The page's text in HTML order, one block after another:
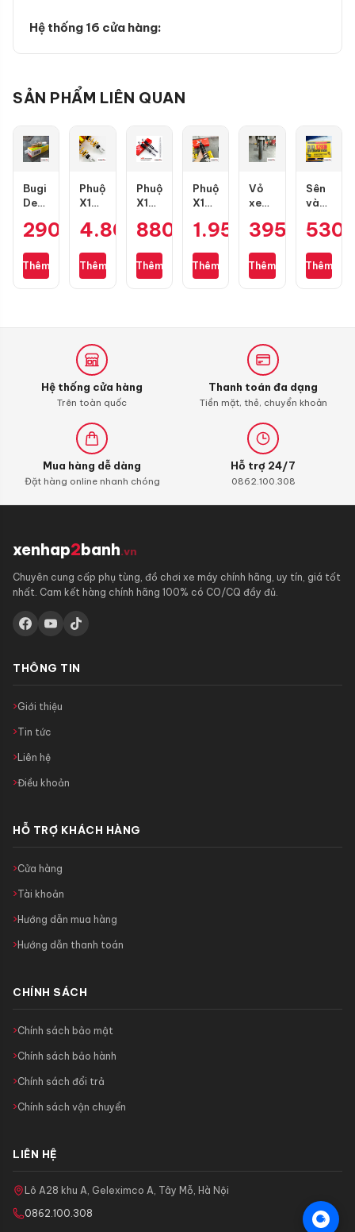
Hệ thống 16 cửa hàng:
SẢN PHẨM LIÊN QUAN
Bugi
Denso
Air
PCX,
Lead,
290.000₫
Thêm
Phuộc
X1R
Pro
dầu
cho
160
chính
hãng
4.800.000 ₫
Thêm
Phuộc
X1R
màu
mới
cho
880.000₫
Thêm
Phuộc
X1R
bình
cho
Vario
1.950.000 ₫
Thêm
Vỏ
xe
70/90-
gai
kim
395.000₫
Thêm
Sên
vàng
9 ly
(chính
hãng)
Thêm
Hệ thống cửa hàng
Trên toàn quốc
Thanh toán đa dạng
Tiền mặt, thẻ, chuyển khoản
Mua hàng dễ dàng
Đặt hàng online nhanh chóng
Hỗ trợ 24/7
0862.100.308
xenhap2banh.vn
Chuyên cung cấp phụ tùng, đồ chơi xe máy chính hãng, uy tín, giá tốt
nhất. Cam kết hàng chính hãng 100% có CO/CQ đầy đủ.
THÔNG TIN
Giới thiệu
Tin tức
Liên hệ
Điều khoản
HỖ TRỢ KHÁCH HÀNG
Cửa hàng
Tài khoản
Hướng dẫn mua hàng
Hướng dẫn thanh toán
CHÍNH SÁCH
Chính sách bảo mật
Chính sách bảo hành
Chính sách đổi trả
Chính sách vận chuyển
LIÊN HỆ
Lô A28 khu A, Geleximco A, Tây Mỗ, Hà Nội
0862.100.308